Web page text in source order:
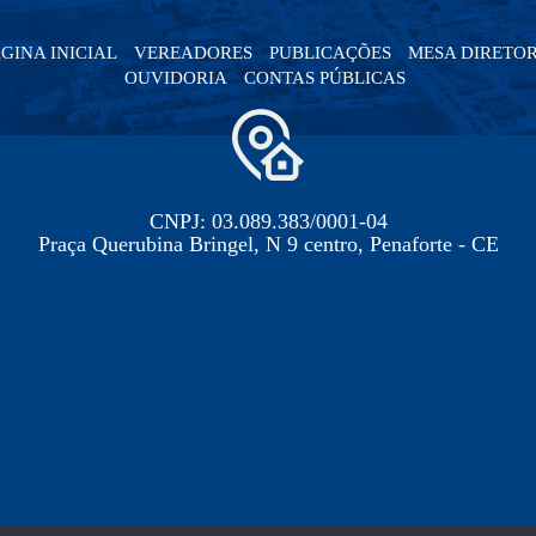
INICIAL VEREADORES PUBLICAÇÕES
MESA
OUVIDORIA
CONTAS PÚBLICAS
CNPJ: 03.089.383/0001-04
Praça Querubina Bringel, N 9 centro, Penaforte - CE